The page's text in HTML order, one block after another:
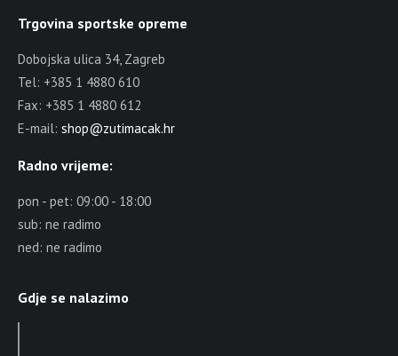
Trgovina sportske opreme
Dobojska ulica 34, Zagreb
Tel: +385 1 4880 610
Fax: +385 1 4880 612
E-mail: shop@zutimacak.hr
Radno vrijeme:
pon - pet: 09:00 - 18:00
sub: ne radimo
ned: ne radimo
Gdje se nalazimo